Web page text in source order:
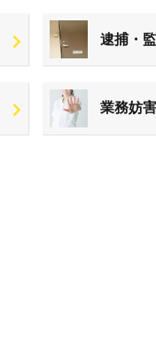
逮捕・
業務妨害